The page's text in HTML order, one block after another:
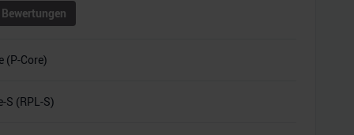
Bewertungen
(P-Core)
S (RPL-S)